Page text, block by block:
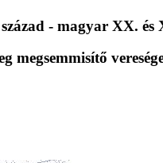
- magyar XX. és
megsemmisítő